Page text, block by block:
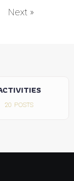
Next »
ADVANCE
137 POSTS